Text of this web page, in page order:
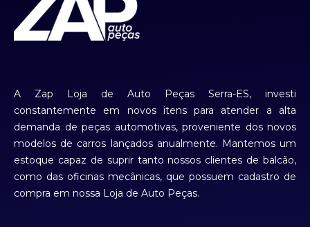
A Zap Loja de Auto Peças Serra-ES, investi
constantemente em novos itens para atender a alta
demanda de peças automotivas, proveniente dos novos
modelos de carros lançados anualmente. Mantemos um
estoque capaz de suprir tanto nossos clientes de balcão,
como das oficinas mecânicas, que possuem cadastro de
compra em nossa Loja de Auto Peças.